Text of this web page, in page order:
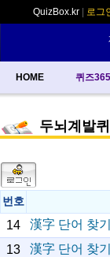
QuizBox.kr | 로그
HOME 퀴즈365
두뇌계발
번호
14
漢字 단어 찾
13
漢字 단어 찾